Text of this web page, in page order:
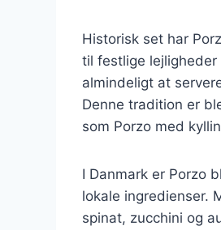
Historisk set har
til festlige lejligheder
almindeligt at
Denne tradition er
som Porzo med
I Danmark er Porzo
lokale ingredienser.
spinat, zucchini og